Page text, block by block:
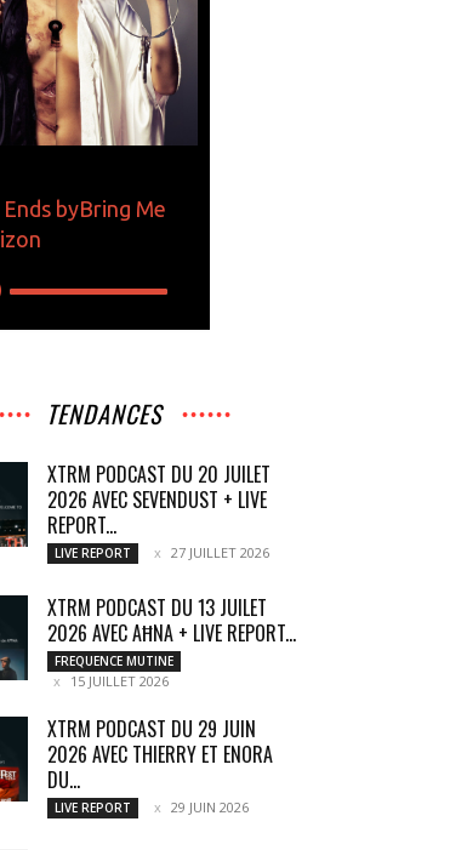
TENDANCES
XTRM PODCAST DU 20 JUILET
2026 AVEC SEVENDUST + LIVE
REPORT...
LIVE REPORT 27 JUILLET 2026
XTRM PODCAST DU 13 JUILET
2026 AVEC AĦNA + LIVE REPORT...
FREQUENCE MUTINE
15 JUILLET 2026
XTRM PODCAST DU 29 JUIN
2026 AVEC THIERRY ET ENORA
DU...
LIVE REPORT 29 JUIN 2026